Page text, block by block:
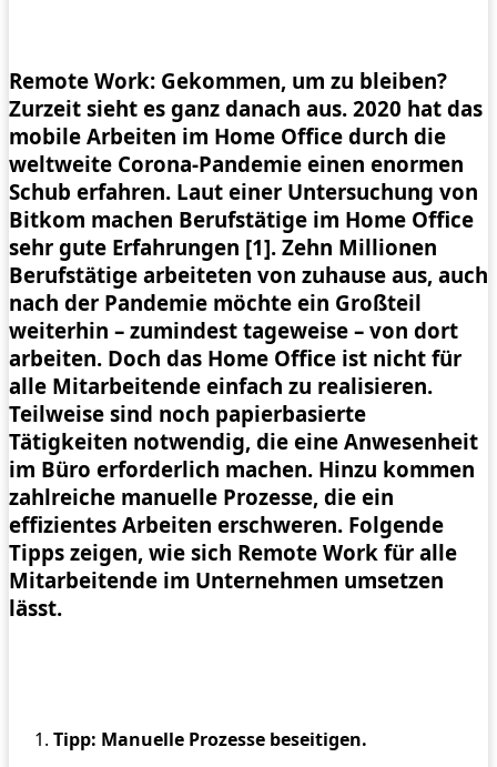
Remote Work: Gekommen, um zu bleiben?
Zurzeit sieht es ganz danach aus. 2020 hat das
mobile Arbeiten im Home Office durch die
weltweite Corona-Pandemie einen enormen
Schub erfahren. Laut einer Untersuchung von
Bitkom machen Berufstätige im Home Office
sehr gute Erfahrungen [1]. Zehn Millionen
Berufstätige arbeiteten von zuhause aus, auch
nach der Pandemie möchte ein Großteil
weiterhin – zumindest tageweise – von dort
arbeiten. Doch das Home Office ist nicht für
alle Mitarbeitende einfach zu realisieren.
Teilweise sind noch papierbasierte
Tätigkeiten notwendig, die eine Anwesenheit
im Büro erforderlich machen. Hinzu kommen
zahlreiche manuelle Prozesse, die ein
effizientes Arbeiten erschweren. Folgende
Tipps zeigen, wie sich Remote Work für alle
Mitarbeitende im Unternehmen umsetzen
lässt.
Tipp: Manuelle Prozesse beseitigen.